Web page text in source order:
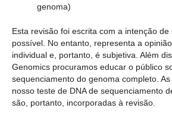
genoma)
Esta revisão foi escrita com a intenção
possível. No entanto, representa a
individual e, portanto, é subjetiva. Além
Genomics procuramos educar o público
sequenciamento do genoma completo.
nosso teste de DNA de sequenciamento
são, portanto, incorporadas à revisão.